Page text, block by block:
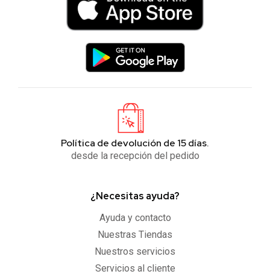
Política de devolución de 15 días.
desde la recepción del pedido
¿Necesitas ayuda?
Ayuda y contacto
Nuestras Tiendas
Nuestros servicios
Servicios al cliente